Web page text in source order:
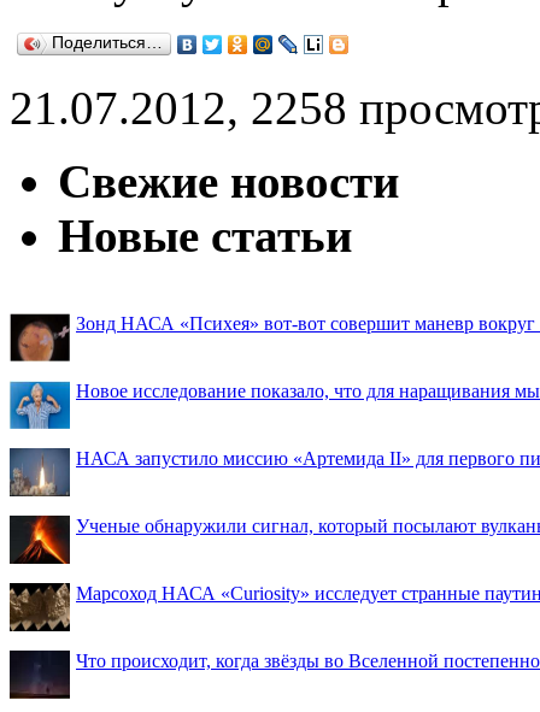
Поделиться…
21.07.2012, 2258
Свежие новости
Новые статьи
Зонд НАСА «Психея» вот-вот совершит маневр вокруг
Новое исследование показало, что для наращивания
НАСА запустило миссию «Артемида II» для первого
Ученые обнаружили сигнал, который посылают
Марсоход НАСА «Curiosity» исследует странные
Что происходит, когда звёзды во Вселенной